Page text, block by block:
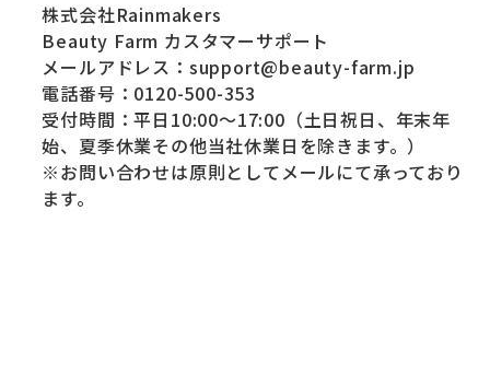
株式会社Rainmakers
Beauty Farm カスタマーサポート
メールアドレス：support@beauty-farm.jp
電話番号：0120-500-353
受付時間：平日10:00～17:00（土日祝日、年末年
始、夏季休業その他当社休業日を除きます。）
※お問い合わせは原則としてメールにて承っており
ます。